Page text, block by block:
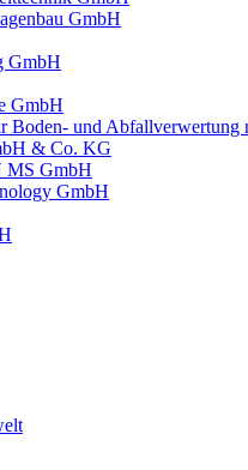
GmbH
GmbH
GmbH
Boden- und Abfallverwertung
& Co. KG
GmbH
GmbH